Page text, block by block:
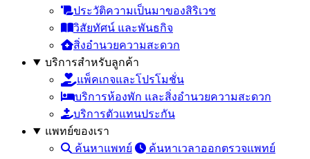
ประวัติความเป็นมาของสิริเวช
วิสัยทัศน์ และพันธกิจ
สิ่งอำนวยความสะดวก
บริการสำหรับลูกค้า
แพ็คเกจและโปรโมชั่น
บริการห้องพัก และสิ่งอำนวยความสะดวก
บริการตัวแทนประกัน
แพทย์ของเรา
ค้นหาแพทย์
ค้นหาเวลาออกตรวจแพทย์